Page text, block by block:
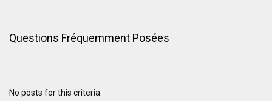
Questions Fréquemment Posées
No posts for this criteria.